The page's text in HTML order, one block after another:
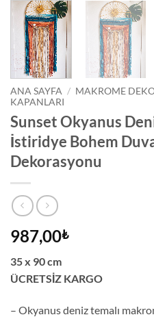
ANA SAYFA / MAKROME
KAPANLARI
Sunset Okyanus
İstiridye Bohem
Dekorasyonu
987,00₺
35 x 90 cm
ÜCRETSİZ KARGO
– Okyanus deniz temalı